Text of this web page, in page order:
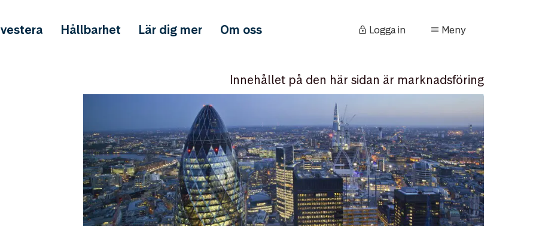
Hållbarhet Lär dig mer Om oss Logga in Meny
Innehållet på den här sidan är marknadsföring